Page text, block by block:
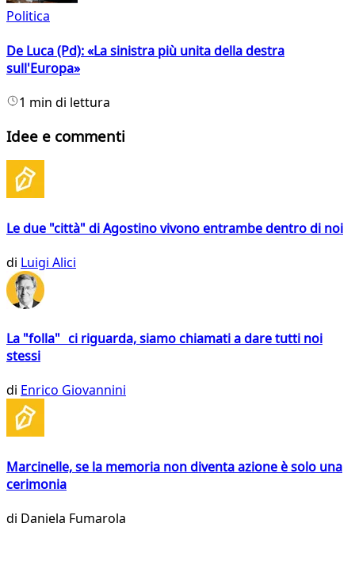
Politica
De Luca (Pd): «La sinistra più unita della destra
sull'Europa»
1 min di lettura
Idee e commenti
Le due "città" di Agostino vivono entrambe dentro di noi
di Luigi Alici
La "folla" ci riguarda, siamo chiamati a dare tutti noi
stessi
di Enrico Giovannini
Marcinelle, se la memoria non diventa azione è solo una
cerimonia
di Daniela Fumarola